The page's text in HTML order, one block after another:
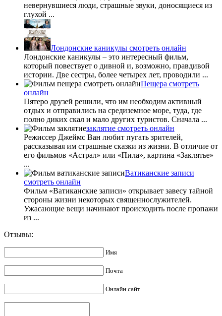
невернувшиеся люди, страшные звуки, доносящиеся из
глухой ...
Лондонские каникулы смотреть онлайн
Лондонские каникулы – это интересный фильм,
который повествует о дивной и, возможно, правдивой
истории. Две сестры, более четырех лет, проводили ...
Пещера смотреть
онлайн
Пятеро друзей решили, что им необходим активный
отдых и отправились на средиземное море, туда, где
полно диких скал и мало других туристов. Сначала ...
заклятие смотреть онлайн
Режиссер Джеймс Ван любит пугать зрителей,
рассказывая им страшные сказки из жизни. В отличие от
его фильмов «Астрал» или «Пила», картина «Заклятье»
...
Ватиканские записи
смотреть онлайн
Фильм «Ватиканские записи» открывает завесу тайной
стороны жизни некоторых священнослужителей.
Ужасающие вещи начинают происходить после пропажи
из ...
Отзывы:
Имя
Почта
Онлайн сайт